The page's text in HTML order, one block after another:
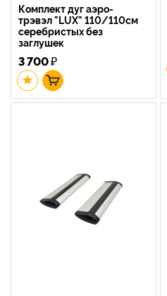
Комплект дуг аэро-
трэвэл "LUX" 110/110см
серебристых без
заглушек
3 700₽